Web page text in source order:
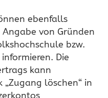
ebenfalls
von Gründen
bzw.
Die
kann
löschen“ in